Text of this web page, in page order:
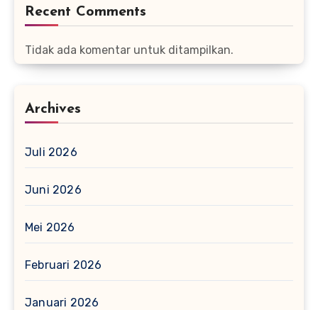
Recent Comments
Tidak ada komentar untuk ditampilkan.
Archives
Juli 2026
Juni 2026
Mei 2026
Februari 2026
Januari 2026